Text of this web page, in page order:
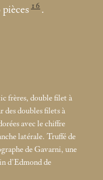
16 .
frères, double filet à
des doubles filets à
avec le chiffre
latérale. Truffé de
de Gavarni, une
d’Edmond de